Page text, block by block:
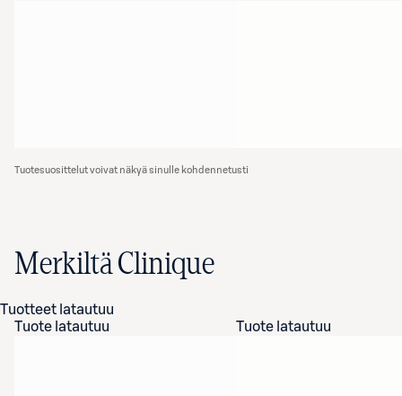
Tuotesuosittelut voivat näkyä sinulle kohdennetusti
Merkiltä Clinique
Tuotteet latautuu
Tuote latautuu
Tuote latautuu